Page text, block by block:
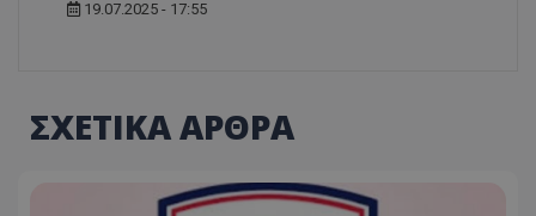
19.07.2025 - 17:55
ΣΧΕΤΙΚΑ ΑΡΘΡΑ